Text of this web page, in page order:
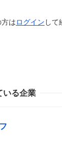
はログイン して
いる企業